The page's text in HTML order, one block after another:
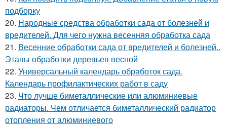
подборку
20. Народные средства обработки сада от болезней и
вредителей. Для чего нужна весенняя обработка сада
21. Весенние обработки сада от вредителей и болезней..
Этапы обработки деревьев весной
22. Универсальный календарь обработок сада.
Календарь профилактических работ в саду
23. Что лучше биметаллические или алюминиевые
радиаторы. Чем отличается биметаллический радиатор
отопления от алюминиевого